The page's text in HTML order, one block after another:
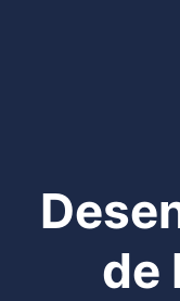
de